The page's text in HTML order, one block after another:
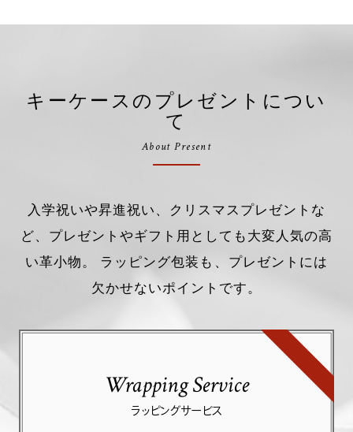
キーケースのプレゼントについ
て
About Present
入学祝いや昇進祝い、クリスマスプレゼントな
ど、プレゼントやギフト用としても大変人気の高
い革小物。 ラッピング包装も、プレゼントには
欠かせないポイントです。
Wrapping Service
ラッピングサービス